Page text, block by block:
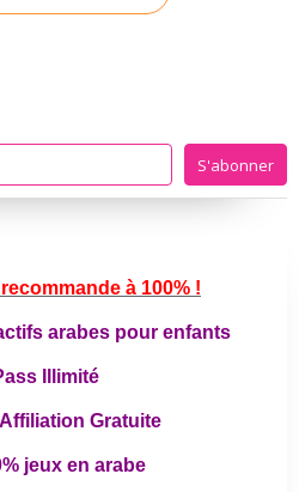
à 100% !
arabes pour enfants
Illimité
Gratuite
jeux en arabe